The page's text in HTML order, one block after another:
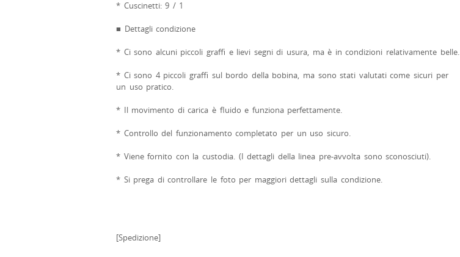
* Cuscinetti: 9 / 1
■ Dettagli condizione
* Ci sono alcuni piccoli graffi e lievi segni di usura, ma è in condizioni relativamente belle.
* Ci sono 4 piccoli graffi sul bordo della bobina, ma sono stati valutati come sicuri per
un uso pratico.
* Il movimento di carica è fluido e funziona perfettamente.
* Controllo del funzionamento completato per un uso sicuro.
* Viene fornito con la custodia. (I dettagli della linea pre-avvolta sono sconosciuti).
* Si prega di controllare le foto per maggiori dettagli sulla condizione.
[Spedizione]